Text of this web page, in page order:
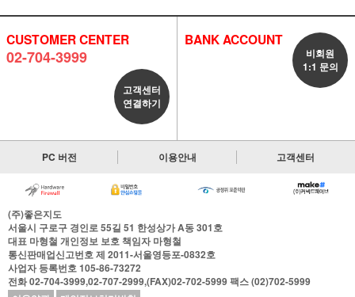
CUSTOMER CENTER
02-704-3999
고객센터
연결하기
BANK ACCOUNT
비회원
1:1 문의
PC 버전 이용안내 고객센터
(주)좋은지도
서울시 구로구 경인로 55길 51 한성상가 A동 301호
대표 마형철 개인정보 보호 책임자마형철
통신판매업신고번호제 2011-서울영등포-0832호
사업자 등록번호105-86-73272
전화02-704-3999,02-707-2999,(FAX)02-702-5999팩스(02)702-5999